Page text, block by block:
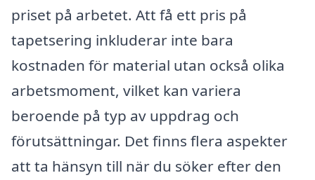
priset på arbetet. Att få ett pris på
tapetsering inkluderar inte bara
kostnaden för material utan också olika
arbetsmoment, vilket kan variera
beroende på typ av uppdrag och
förutsättningar. Det finns flera aspekter
att ta hänsyn till när du söker efter den